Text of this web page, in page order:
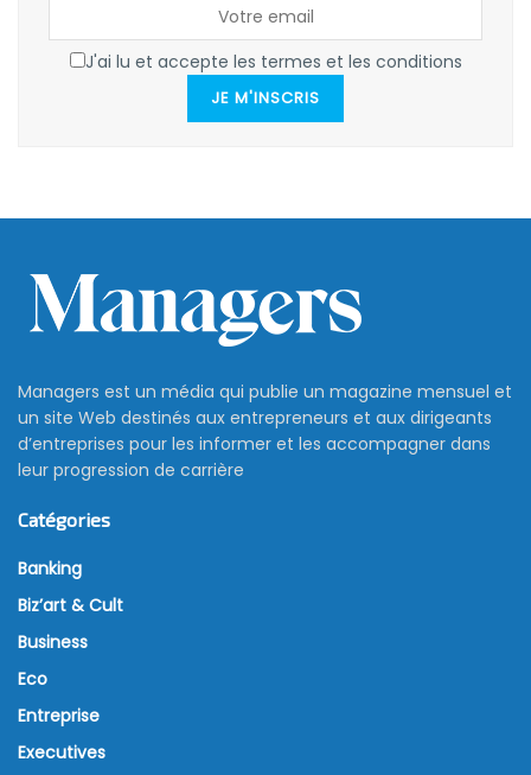
J'ai lu et accepte les termes et les conditions
JE M'INSCRIS
Managers est un média qui publie un magazine mensuel et
un site Web destinés aux entrepreneurs et aux dirigeants
d’entreprises pour les informer et les accompagner dans
leur progression de carrière
Catégories
Banking
Biz’art & Cult
Business
Eco
Entreprise
Executives